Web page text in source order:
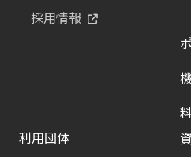
採用情報
利用団体